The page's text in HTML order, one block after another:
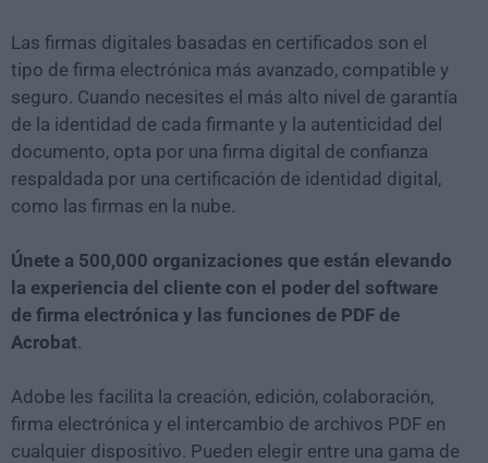
Las firmas digitales basadas en certificados son el
tipo de firma electrónica más avanzado, compatible y
seguro. Cuando necesites el más alto nivel de garantía
de la identidad de cada firmante y la autenticidad del
documento, opta por una firma digital de confianza
respaldada por una certificación de identidad digital,
como las firmas en la nube.
Únete a 500,000 organizaciones que están elevando
la experiencia del cliente con el poder del software
de firma electrónica y las funciones de PDF de
Acrobat.
Adobe les facilita la creación, edición, colaboración,
firma electrónica y el intercambio de archivos PDF en
cualquier dispositivo. Pueden elegir entre una gama de